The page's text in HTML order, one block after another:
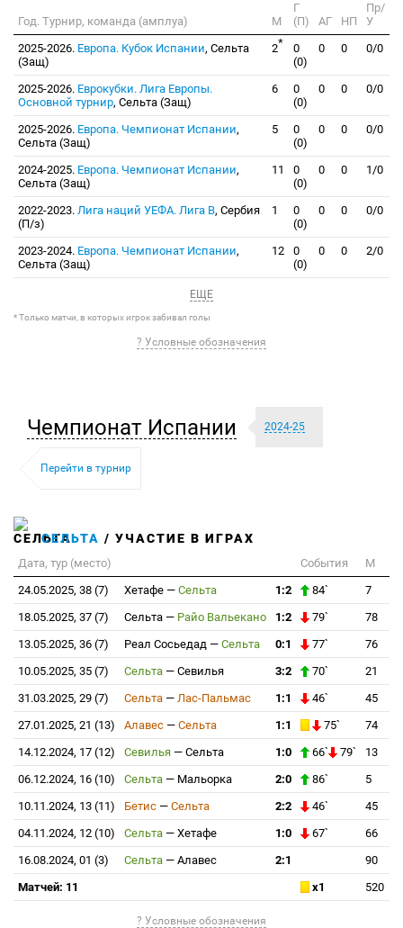
Год. Турнир, команда (амплуа) М
Г
(П)
АГ НП
Пр/
У
2025-2026. Европа. Кубок Испании, Сельта
(Защ)
2*
0
(0)
0 0 0/0
2025-2026. Еврокубки. Лига Европы.
Основной турнир, Сельта (Защ)
6
0
(0)
0 0 0/0
2025-2026. Европа. Чемпионат Испании,
Сельта (Защ)
5
0
(0)
0 0 0/0
2024-2025. Европа. Чемпионат Испании,
Сельта (Защ)
11
0
(0)
0 0 1/0
2022-2023. Лига наций УЕФА. Лига B, Сербия
(П/з)
1
0
(0)
0 0 0/0
2023-2024. Европа. Чемпионат Испании,
Сельта (Защ)
12
0
(0)
0 0 2/0
ЕЩЕ
* Только матчи, в которых игрок забивал голы
? Условные обозначения
Чемпионат Испании 2024-25
Перейти в турнир
СЕЛЬТА / УЧАСТИЕ В ИГРАХ
Дата, тур (место) События
М
24.05.2025, 38 (7)
Хетафе — Сельта 1:2 84`
7
18.05.2025, 37 (7)
Сельта — Райо Вальекано 1:2 79`
78
13.05.2025, 36 (7)
Реал Сосьедад — Сельта 0:1 77`
76
10.05.2025, 35 (7)
Сельта — Севилья 3:2 70`
21
31.03.2025, 29 (7)
Сельта — Лас-Пальмас 1:1 46`
45
27.01.2025, 21 (13)
Алавес — Сельта 1:1 75`
74
14.12.2024, 17 (12)
Севилья — Сельта 1:0 66` 79`
13
06.12.2024, 16 (10)
Сельта — Мальорка 2:0 86`
5
10.11.2024, 13 (11)
Бетис — Сельта 2:2 46`
45
04.11.2024, 12 (10)
Сельта — Хетафе 1:0 67`
66
16.08.2024, 01 (3)
Сельта — Алавес 2:1
90
Матчей: 11
x1 520
? Условные обозначения